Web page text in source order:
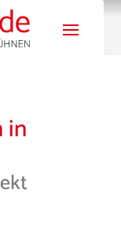
in